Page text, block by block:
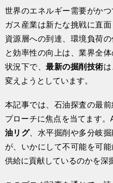
世界のエネルギー需要がか
ガス産業は新たな挑戦に直
資源層への到達、環境負荷
と効率性の向上は、業界全
状況下で、最新の掘削技術
変えようとしています。
本記事では、石油探査の最
プローチに焦点を当てます
油リグ、水平掘削や多分岐
が、いかにして不可能を可
供給に貢献しているのかを深